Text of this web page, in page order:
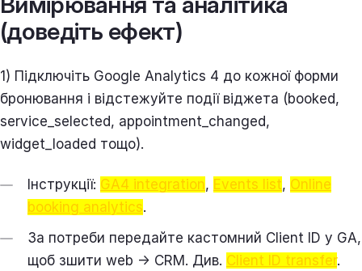
(доведіть ефект)
1) Підключіть Google Analytics 4 до кожної форми
бронювання і відстежуйте події віджета (booked,
service_selected, appointment_changed,
widget_loaded тощо).
Інструкції: GA4 integration, Events list, Online
booking analytics.
За потреби передайте кастомний Client ID у GA,
щоб зшити web → CRM. Див. Client ID transfer.